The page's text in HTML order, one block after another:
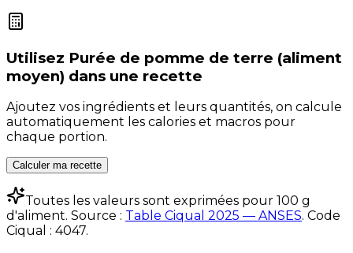
Utilisez Purée de pomme de terre (aliment
moyen) dans une recette
Ajoutez vos ingrédients et leurs quantités, on calcule
automatiquement les calories et macros pour
chaque portion.
Calculer ma recette
Toutes les valeurs sont exprimées pour 100 g
d'aliment. Source : Table Ciqual 2025 — ANSES. Code
Ciqual : 4047.